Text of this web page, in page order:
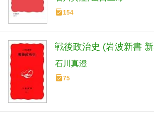
154
戦後政治史 (岩波新書
石川真澄
75